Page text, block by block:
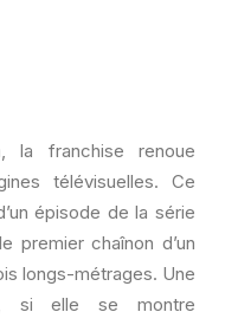
, la franchise renoue
télévisuelles. Ce
épisode de la série
premier chaînon d’un
longs-métrages. Une
si elle se montre